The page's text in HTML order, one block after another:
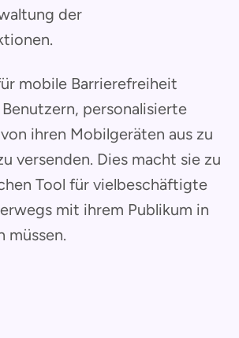
der
mobile Barrierefreiheit
personalisierte
ihren Mobilgeräten aus zu
versenden. Dies macht sie zu
Tool für vielbeschäftigte
mit ihrem Publikum in
müssen.